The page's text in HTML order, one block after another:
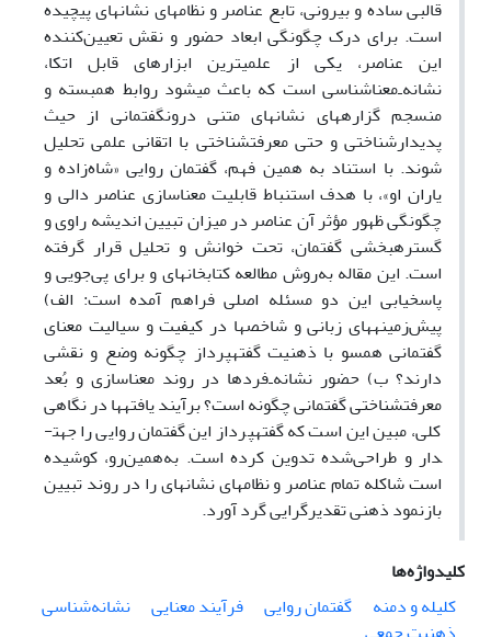
قالبی ساده و بیرونی، تابع عناصر و نظام­های نشانه­ای پیچیده
است. برای درک چگونگی ابعاد حضور و نقش تعیین‌کننده
این عناصر، یکی از علمی­ترین ابزارهای قابل اتکا،
نشانه‌ـ‌معناشناسی است که باعث می­شود روابط هم­بسته و
منسجم گزاره­های نشانه­ای متنی درون­گفتمانی از حیث
پدیدارشناختی و حتی معرفت­شناختی با اتقانی علمی تحلیل
شوند. با استناد به همین فهم، گفتمان روایی «شاه‌زاده و
یاران او»، با هدف استنباط قابلیت معناسازی عناصر دالی و
چگونگی ظهور مؤثر آن عناصر در میزان تبیین اندیشه راوی و
گستره­بخشی گفتمان، تحت خوانش و تحلیل قرار گرفته
است. این مقاله به‌روش مطالعه کتابخانه­ای و برای پی‌جویی و
پاسخ­یابی این دو مسئله اصلی فراهم آمده است: الف)
پیش‌زمینه­های زبانی و شاخص­ها در کیفیت و سیالیت معنای
گفتمانی هم­سو با ذهنیت گفته­پرداز چگونه وضع و نقشی
دارند؟ ب) حضور نشانه‌ـ‌فردها در روند معناسازی و بُعد
معرفت­شناختی گفتمانی چگونه است؟ برآیندیافته­ها در نگاهی
کلی، مبین این است که گفته­پرداز این گفتمان روایی را جهت­
دار و طراحی‌شده تدوین کرده است. به­‌همین‌رو، کوشیده
است شاکله تمام عناصر و نظام­های نشانه­ای را در روند تبیین
بازنمود ذهنی تقدیرگرایی گرد آورد.
کلیدواژه‌ها
کلیله و دمنه
گفتمان روایی فرآیند معنایی
نشانه‌شناسی